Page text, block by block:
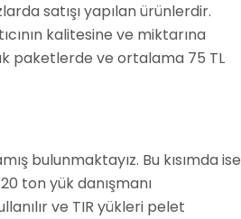
satışı yapılan ürünlerdir.
kalitesine ve miktarına
paketlerde ve ortalama 75 TL
bulunmaktayız. Bu kısımda ise
20 ton yük danışmanı
ve TIR yükleri pelet